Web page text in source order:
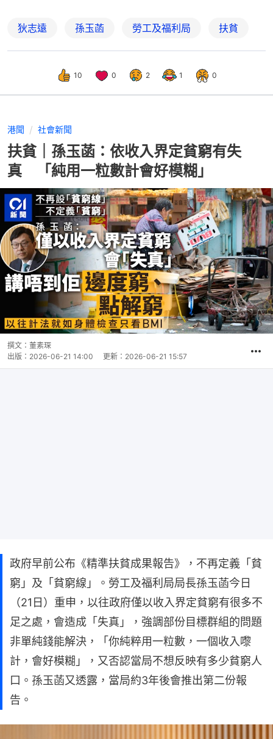
狄志遠 孫玉菡 勞工及福利局 扶貧
10 0 2 1 0
港聞 社會新聞
扶貧｜孫玉菡：依收入界定貧窮有失
真 「純用一粒數計會好模糊」
撰文： 董素琛
出版： 2026-06-21 14:00 更新： 2026-06-21 15:57
政府早前公布《精準扶貧成果報告》，不再定義「貧
窮」及「貧窮線」。勞工及福利局局長孫玉菡今日
（21日）重申，以往政府僅以收入界定貧窮有很多不
足之處，會造成「失真」，強調部份目標群組的問題
非單純錢能解決，「你純粹用一粒數，一個收入嚟
計，會好模糊」，又否認當局不想反映有多少貧窮人
口。孫玉菡又透露，當局約3年後會推出第二份報
告。